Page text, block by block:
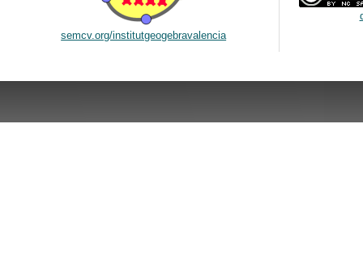
semcv.org/institutgeogebravalencia